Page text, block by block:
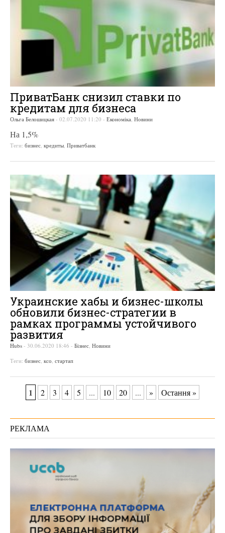
ПриватБанк снизил ставки по
кредитам для бизнеса
Ольга Белошицкая - 02.07.2020 11:20 - Економіка, Новини
На 1,5%
Теги: бизнес, кредиты, Приватбанк
Украинские хабы и бизнес-школы
обновили бизнес-стратегии в
рамках программы устойчивого
развития
Hubs - 30.06.2020 18:46 - Бізнес Новини
Теги: бизнес ксо стартап
1 2 3 4 5 ... 10 20 ... » Остання »
РЕКЛАМА